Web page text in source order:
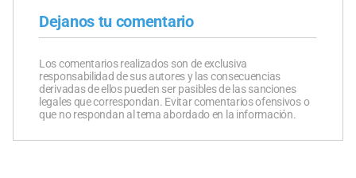
Dejanos tu comentario
Los comentarios realizados son de exclusiva
responsabilidad de sus autores y las consecuencias
derivadas de ellos pueden ser pasibles de las sanciones
legales que correspondan. Evitar comentarios ofensivos o
que no respondan al tema abordado en la información.